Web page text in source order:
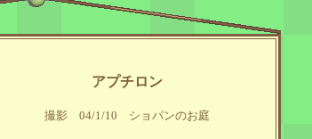
アプチロン
撮影 04/1/10 ショパンのお庭